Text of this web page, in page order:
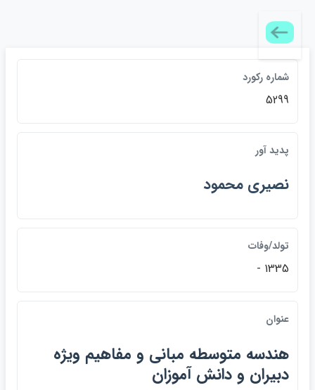
شماره رکورد
5299
پديد آور
نصيري محمود
تولد/وفات
1335 -
عنوان
هندسه متوسطه مباني و مفاهيم ويژه
دبيران و دانش آموزان